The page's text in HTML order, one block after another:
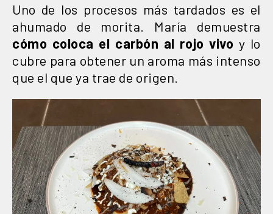
Uno de los procesos más tardados es el
ahumado de morita. María demuestra
cómo coloca el carbón al rojo vivo y lo
cubre para obtener un aroma más intenso
que el que ya trae de origen.